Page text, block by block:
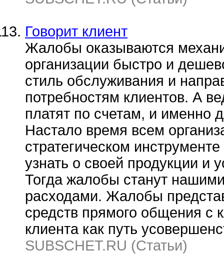
Говорит клиент
Жалобы оказываются
организации быстро и
стиль обслуживания и
потребностям клиентов. А
платят по счетам, и именно
Настало время всем
стратегическом
узнать о своей продукции и
Тогда жалобы станут
расходами. Жалобы
средств прямого общения с
клиента как путь
SUBSCHET.RU (Статьи)